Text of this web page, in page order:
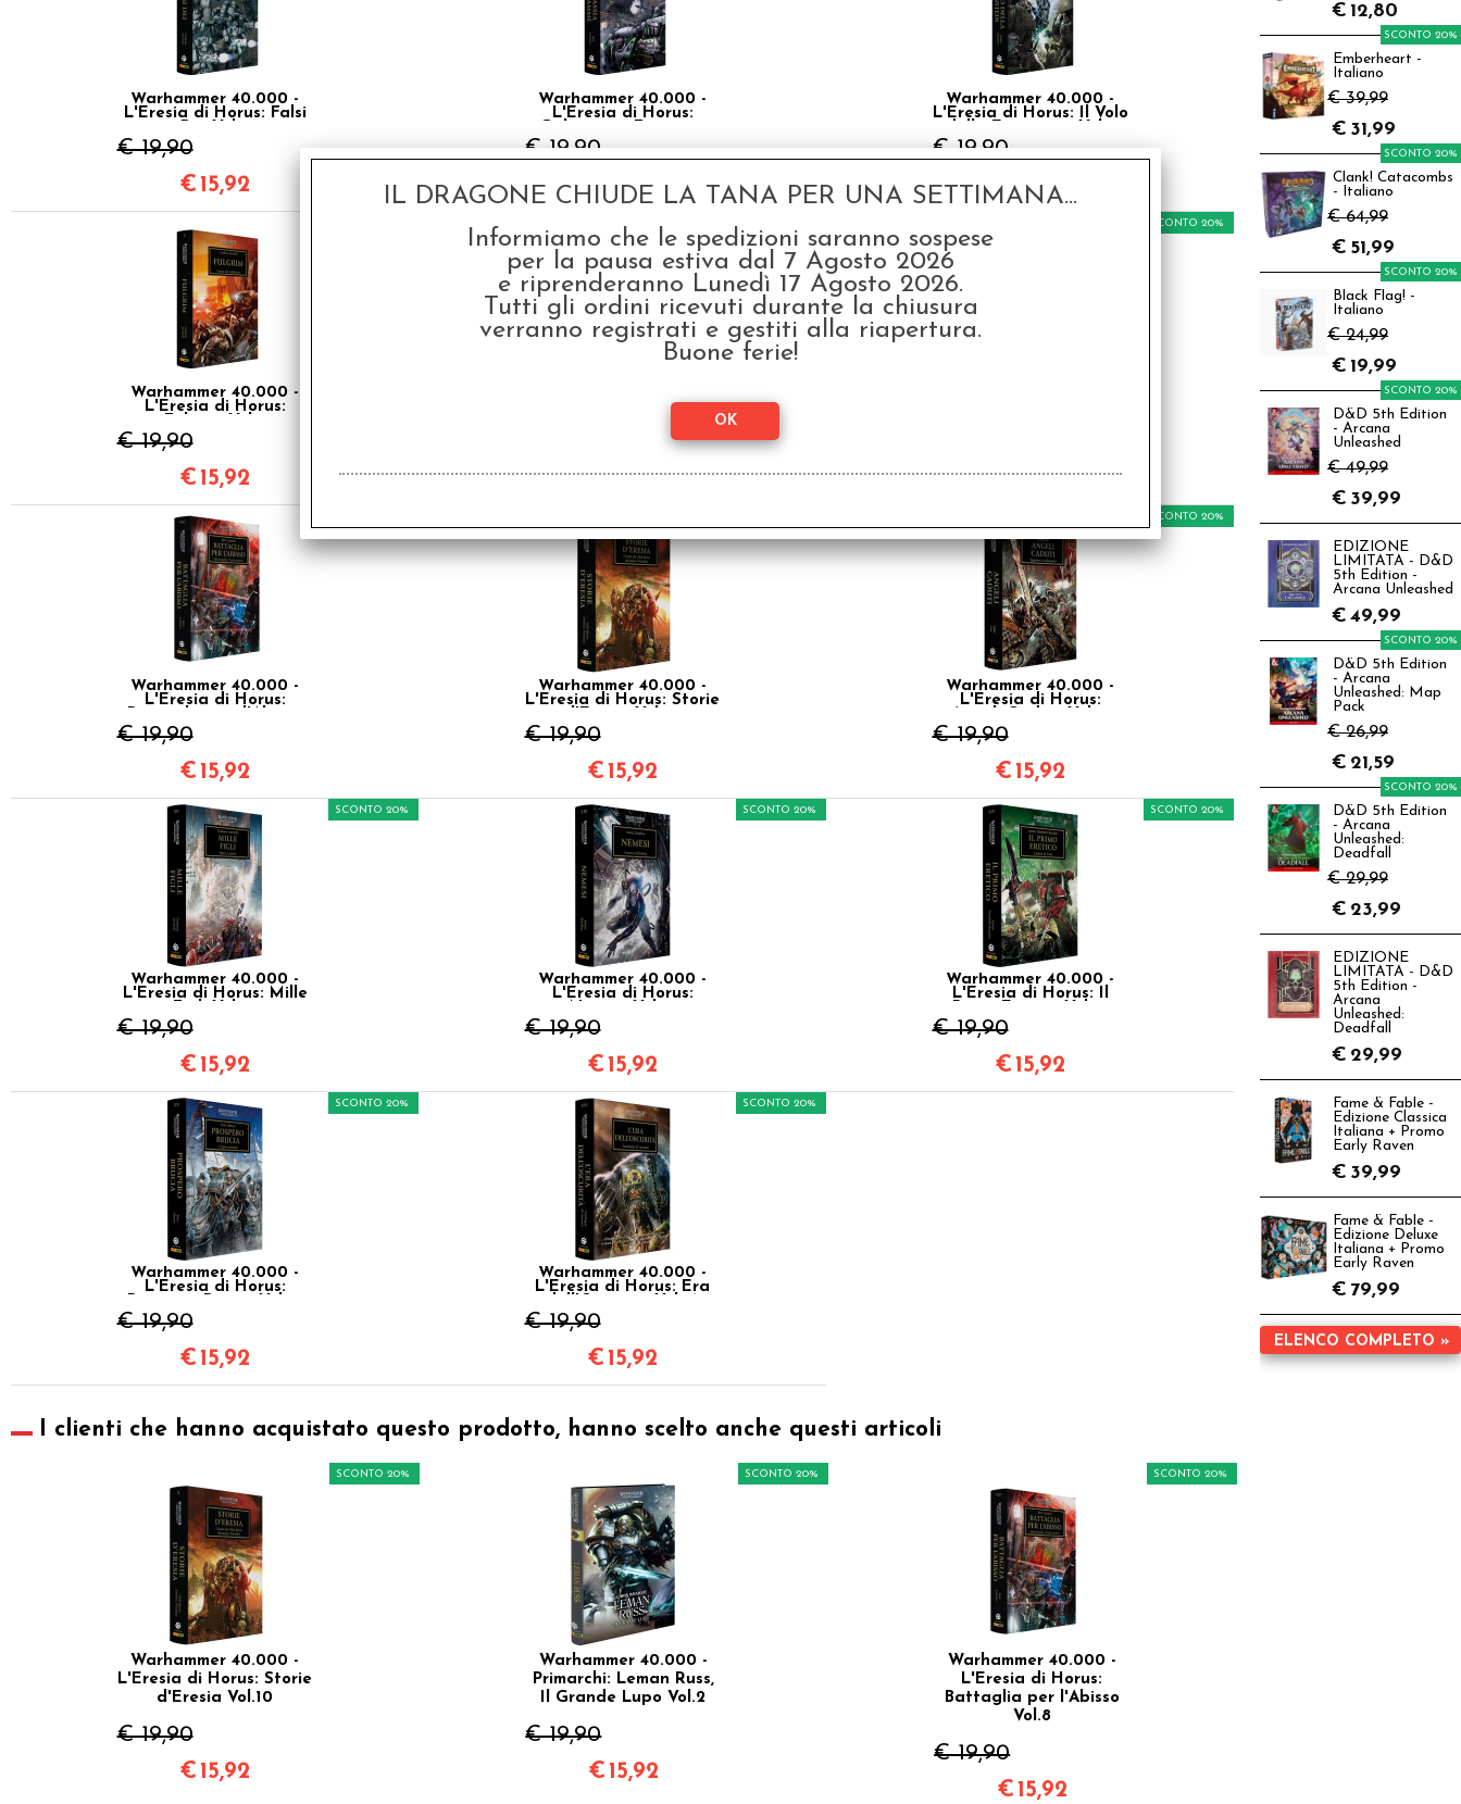
Warhammer 40.000 -
L'Eresia di Horus: Falsi
€ 19,90
€ 15,92
Warhammer 40.000 -
L'Eresia di Horus:
€ 19,90
€ 15,92
Warhammer 40.000 -
L'Eresia di Horus: Il Volo
€ 19,90
€15,92
Warhammer 40.000 -
L'Eresia di Horus:
€ 19,90
€ 15,92
L'Eresia di Horus: La
€15,92
SCONTO 20%
€ 15,92
Warhammer 40.000 -
L'Eresia di Horus:
€ 19,90
€ 15,92
Warhammer 40.000 -
L'Eresia di Horus: Storie
€ 19,90
€ 15,92
Warhammer 40.000 -
L'Eresia di Horus:
€ 19,90
SCONTO 20%
€ 15,92
Warhammer 40.000 -
L'Eresia di Horus: Mille
€ 19,90
SCONTO 20%
€ 15,92
Warhammer 40.000 -
L'Eresia di Horus:
€ 19,90
SCONTO 20%
€ 15,92
Warhammer 40.000 -
L'Eresia di Horus: Il
€ 19,90
SCONTO 20%
€ 15,92
Warhammer 40.000 -
L'Eresia di Horus:
€ 19,90
SCONTO 20%
€ 15,92
Warhammer 40.000 -
L'Eresia di Horus: Era
€ 19,90
SCONTO 20%
€ 15,92
I clienti che hanno acquistato questo prodotto, hanno scelto anche questi articoli
Warhammer 40.000 -
L'Eresia di Horus: Storie
d'Eresia Vol.10
€ 19,90
SCONTO 20%
€ 15,92
Warhammer 40.000 -
Primarchi: Leman Russ,
Il Grande Lupo Vol.2
€ 19,90
SCONTO 20%
€ 15,92
Warhammer 40.000 -
L'Eresia di Horus:
Battaglia per l'Abisso
Vol.8
€ 19,90
SCONTO 20%
€ 15,92
€ 12,80
Emberheart -
Italiano
€ 39,99
SCONTO 20%
€ 31,99
Clank! Catacombs
- Italiano
€ 64,99
SCONTO 20%
€ 51,99
Black Flag! -
Italiano
€ 24,99
SCONTO 20%
€ 19,99
D&D 5th Edition
- Arcana
Unleashed
€ 49,99
SCONTO 20%
€ 39,99
EDIZIONE
LIMITATA - D&D
5th Edition -
Arcana Unleashed
€ 49,99
D&D 5th Edition
- Arcana
Unleashed: Map
Pack
€ 26,99
SCONTO 20%
€ 21,59
D&D 5th Edition
- Arcana
Unleashed:
Deadfall
€ 29,99
SCONTO 20%
€ 23,99
EDIZIONE
LIMITATA - D&D
5th Edition -
Arcana
Unleashed:
Deadfall
€ 29,99
Fame & Fable -
Edizione Classica
Italiana + Promo
Early Raven
€ 39,99
Fame & Fable -
Edizione Deluxe
Italiana + Promo
Early Raven
€ 79,99
ELENCO COMPLETO »
IL DRAGONE CHIUDE LA TANA PER UNA SETTIMANA...
Informiamo che le spedizioni saranno sospese
per la pausa estiva dal 7 Agosto 2026
e riprenderanno Lunedì 17 Agosto 2026.
Tutti gli ordini ricevuti durante la chiusura
verranno registrati e gestiti alla riapertura.
Buone ferie!